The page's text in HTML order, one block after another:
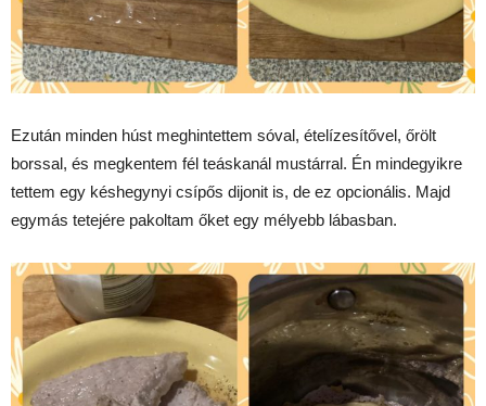
Ezután minden húst meghintettem sóval, ételízesítővel, őrölt
borssal, és megkentem fél teáskanál mustárral. Én mindegyikre
tettem egy késhegynyi csípős dijonit is, de ez opcionális. Majd
egymás tetejére pakoltam őket egy mélyebb lábasban.